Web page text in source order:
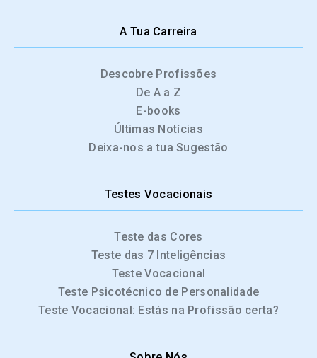
A Tua Carreira
Descobre Profissões
De A a Z
E-books
Últimas Notícias
Deixa-nos a tua Sugestão
Testes Vocacionais
Teste das Cores
Teste das 7 Inteligências
Teste Vocacional
Teste Psicotécnico de Personalidade
Teste Vocacional: Estás na Profissão certa?